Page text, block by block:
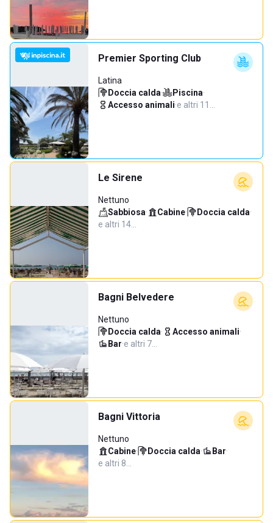
Premier Sporting Club
Latina
Doccia calda· Piscina·
Accesso animali·e altri 11…
Le Sirene
Nettuno
Sabbiosa· Cabine· Doccia calda·
e altri 14…
Bagni Belvedere
Nettuno
Doccia calda· Accesso animali·
Bar·e altri 7…
Bagni Vittoria
Nettuno
Cabine· Doccia calda· Bar·
e altri 8…